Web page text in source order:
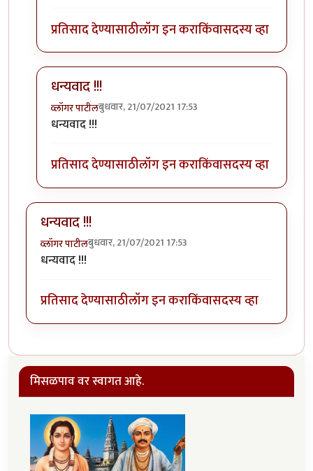
प्रतिसाद देण्यासाठीलॉग इन कराकिंवासदस्य व्हा
धन्यवाद !!!
व्लॉगर पाटीलबुधवार, 21/07/2021 17:53
In reply to
धन्यवाद !!!
प्रतिसाद देण्यासाठीलॉग इन कराकिंवासदस्य व्हा
धन्यवाद !!!
व्लॉगर पाटीलबुधवार, 21/07/2021 17:53
धन्यवाद !!!
प्रतिसाद देण्यासाठीलॉग इन कराकिंवासदस्य व्हा
मिसळपाव वर स्वागत आहे.